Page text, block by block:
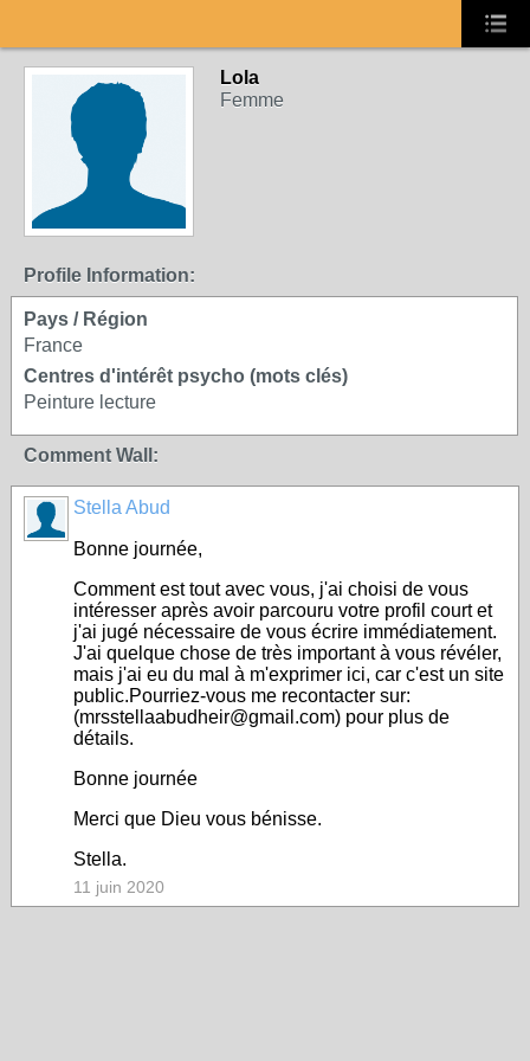
Lola
Femme
Profile Information:
Pays / Région
France
Centres d'intérêt psycho (mots clés)
Peinture lecture
Comment Wall:
Stella Abud
Bonne journée,
Comment est tout avec vous, j'ai choisi de vous
intéresser après avoir parcouru votre profil court et
j'ai jugé nécessaire de vous écrire immédiatement.
J'ai quelque chose de très important à vous révéler,
mais j'ai eu du mal à m'exprimer ici, car c'est un site
public.Pourriez-vous me recontacter sur:
(mrsstellaabudheir@gmail.com) pour plus de
détails.
Bonne journée
Merci que Dieu vous bénisse.
Stella.
11 juin 2020